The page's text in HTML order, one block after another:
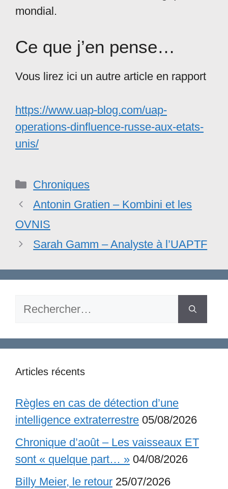
mondial.
Ce que j’en pense…
Vous lirez ici un autre article en rapport
https://www.uap-blog.com/uap-
operations-dinfluence-russe-aux-etats-
unis/
Catégories
Chroniques
Antonin Gratien – Kombini et les
OVNIS
Sarah Gamm – Analyste à l’UAPTF
Rechercher :
Articles récents
Règles en cas de détection d’une
intelligence extraterrestre 05/08/2026
Chronique d’août – Les vaisseaux ET
sont « quelque part… » 04/08/2026
Billy Meier, le retour 25/07/2026